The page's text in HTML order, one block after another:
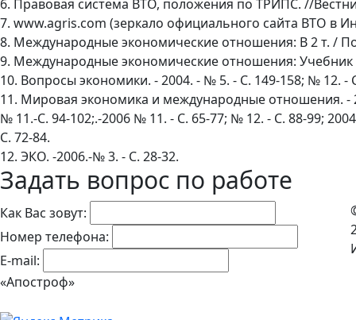
6. Правовая система ВТО, положения по ТРИПС. //
7. www.agris.com (зеркало официального сайта ВТО в
8. Международные экономические отношения: В 2 т. /
9. Международные экономические отношения:
10. Вопросы экономики. - 2004. - № 5. - С. 149-158; № 12. -
11. Мировая экономика и международные отношения. -
№ 11.-С. 94-102;.-2006 № 11. - С. 65-77; № 12. - С. 88-99;
С. 72-84.
12. ЭКО. -2006.-№ 3. - С. 28-32.
Задать вопрос по работе
Как Вас зовут:
Номер телефона:
E-mail:
«Апостроф»